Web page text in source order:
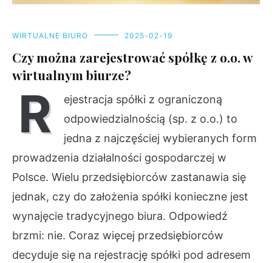
WIRTUALNE BIURO 2025-02-19
Czy można zarejestrować spółkę z o.o. w
wirtualnym biurze?
R
ejestracja spółki z ograniczoną
odpowiedzialnością (sp. z o.o.) to
jedna z najczęściej wybieranych form
prowadzenia działalności gospodarczej w
Polsce. Wielu przedsiębiorców zastanawia się
jednak, czy do założenia spółki konieczne jest
wynajęcie tradycyjnego biura. Odpowiedź
brzmi: nie. Coraz więcej przedsiębiorców
decyduje się na rejestrację spółki pod adresem